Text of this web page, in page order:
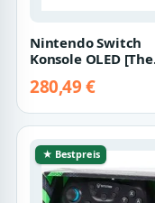
Nintendo Switch
Konsole OLED [The
of the Kingdo…
280,49 €
★ Bestpreis